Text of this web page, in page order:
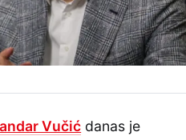
Vučić danas je